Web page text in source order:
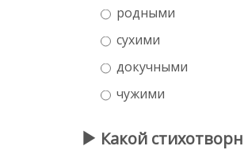
родными
сухими
докучными
чужими
Какой